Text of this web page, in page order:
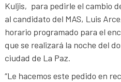
Kuljis, para pedirle el cambio
al candidato del MAS, Luis
horario programado para el
que se realizará la noche del
ciudad de La Paz.
“Le hacemos este pedido en